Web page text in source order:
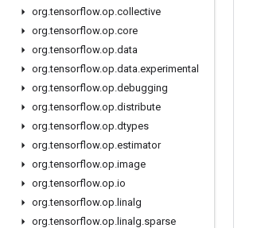
org.tensorflow.op.collective
org.tensorflow.op.core
org.tensorflow.op.data
org.tensorflow.op.data.experimental
org.tensorflow.op.debugging
org.tensorflow.op.distribute
org.tensorflow.op.dtypes
org.tensorflow.op.estimator
org.tensorflow.op.image
org.tensorflow.op.io
org.tensorflow.op. linalg
org.tensorflow.op. linalg.sparse